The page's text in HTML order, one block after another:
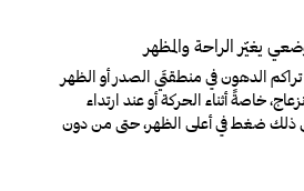
يغيّر الراحة والمظهر
الدهون في منطقتَي الصدر أو الظهر
خاصةً أثناء الحركة أو عند ارتداء
ذلك ضغط في أعلى الظهر، حتى من دون